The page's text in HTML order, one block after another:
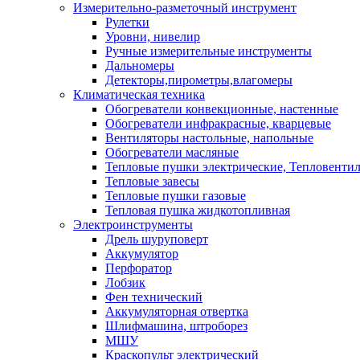
Измерительно-разметочный инструмент
Рулетки
Уровни, нивелир
Ручные измерительные инструменты
Дальномеры
Детекторы,пирометры,влагомеры
Климатическая техника
Обогреватели конвекционные, настенные
Обогреватели инфракрасные, кварцевые
Вентиляторы настольные, напольные
Обогреватели масляные
Тепловые пушки электрические,
Тепловые завесы
Тепловые пушки газовые
Тепловая пушка жидкотопливная
Электроинструменты
Дрель шуруповерт
Аккумулятор
Перфоратор
Лобзик
Фен технический
Аккумуляторная отвертка
Шлифмашина, штроборез
МШУ
Краскопульт электрический